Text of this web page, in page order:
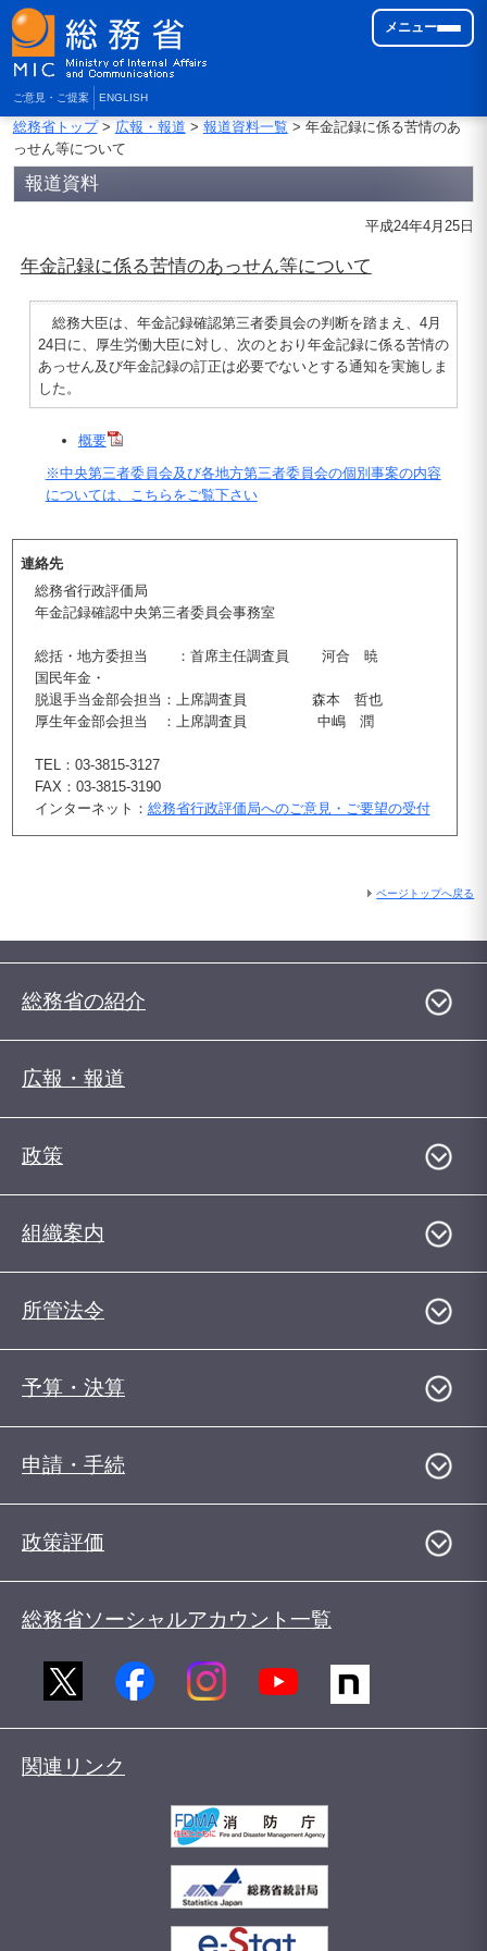
ご意見・ご提案 ENGLISH
メニュー
総務省トップ> 広報・報道 > 報道資料一覧> 年金記録に係る苦情のあ
っせん等について
報道資料
平成24年4月25日
年金記録に係る苦情のあっせん等について
総務大臣は、年金記録確認第三者委員会の判断を踏まえ、4月
24日に、厚生労働大臣に対し、次のとおり年金記録に係る苦情の
あっせん及び年金記録の訂正は必要でないとする通知を実施しま
した。
概要
※中央第三者委員会及び各地方第三者委員会の個別事案の内容
については、こちらをご覧下さい
連絡先
総務省行政評価局
年金記録確認中央第三者委員会事務室
総括・地方委担当 ：首席主任調査員 河合 暁
国民年金・
脱退手当金部会担当：上席調査員 森本 哲也
厚生年金部会担当 ：上席調査員 中嶋 潤
TEL：03-3815-3127
FAX：03-3815-3190
インターネット： 総務省行政評価局へのご意見・ご要望の受付
ページトップへ戻る
総務省の紹介
広報・報道
政策
組織案内
所管法令
予算・決算
申請・手続
政策評価
総務省ソーシャルアカウント一覧
関連リンク